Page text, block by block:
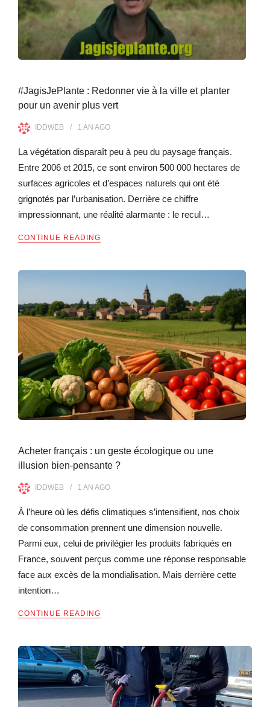
#JagisJePlante : Redonner vie à la ville et planter
pour un avenir plus vert
IDDWEB 1 AN AGO
La végétation disparaît peu à peu du paysage français.
Entre 2006 et 2015, ce sont environ 500 000 hectares de
surfaces agricoles et d’espaces naturels qui ont été
grignotés par l’urbanisation. Derrière ce chiffre
impressionnant, une réalité alarmante : le recul…
CONTINUE READING
Acheter français : un geste écologique ou une
illusion bien-pensante ?
IDDWEB 1 AN AGO
À l’heure où les défis climatiques s’intensifient, nos choix
de consommation prennent une dimension nouvelle.
Parmi eux, celui de privilégier les produits fabriqués en
France, souvent perçus comme une réponse responsable
face aux excès de la mondialisation. Mais derrière cette
intention…
CONTINUE READING